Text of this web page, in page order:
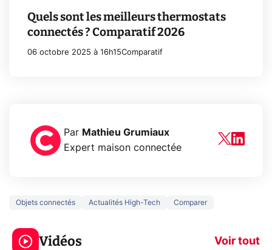
Quels sont les meilleurs thermostats
connectés ? Comparatif 2026
06 octobre 2025 à 16h15Comparatif
Par Mathieu Grumiaux
Expert maison connectée
Objets connectés Actualités High-Tech Comparer
Vidéos Voir tout
3 écrans en 1 pour
319€ ? Voici L'AOC
CQ32G4ZA !
5
prochaine